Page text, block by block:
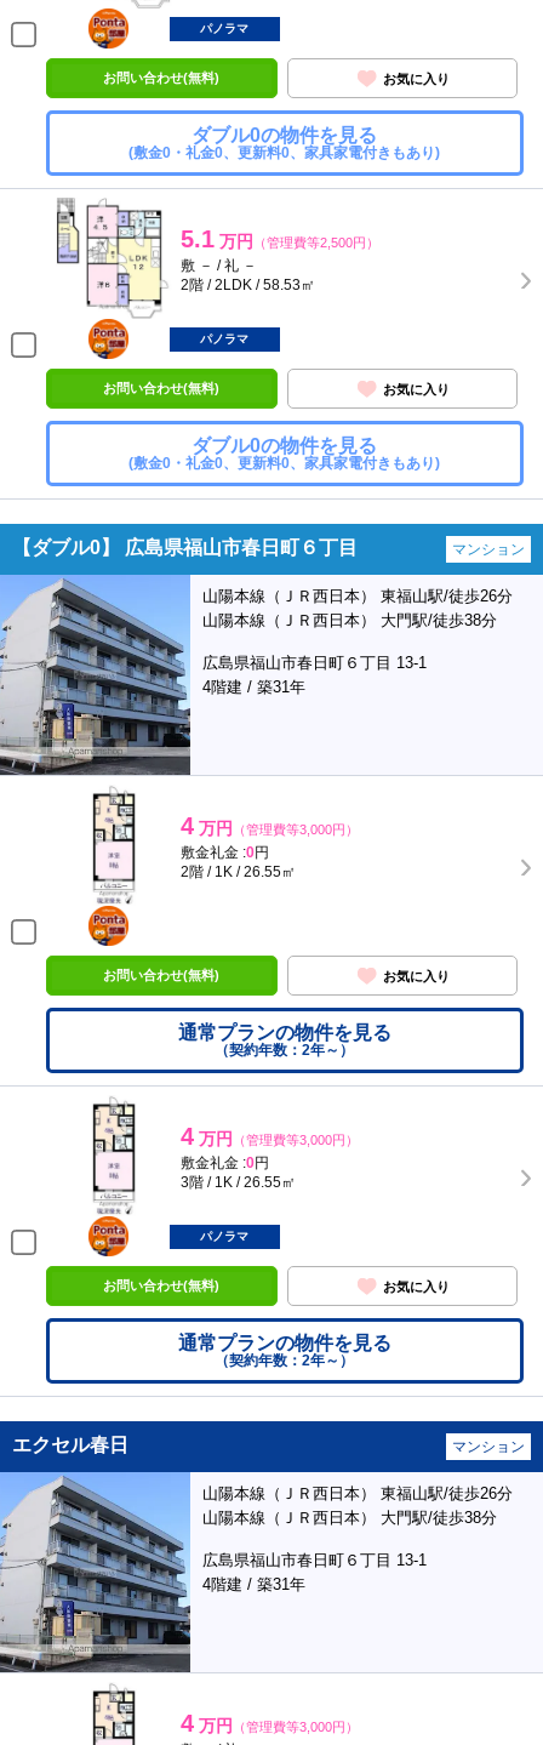
ポンタ
部屋
パノラマ
お問い合わせ(無料) お気に入り
ダブル0の物件を見る
(敷金0・礼金0、更新料0、家具家電付きもあり)
5.1 万円 （管理費等2,500円）
敷 － / 礼 －
2階 / 2LDK / 58.53㎡
ポンタ
部屋
パノラマ
お問い合わせ(無料) お気に入り
ダブル0の物件を見る
(敷金0・礼金0、更新料0、家具家電付きもあり)
【ダブル0】 広島県福山市春日町６丁目 マンション
山陽本線（ＪＲ西日本） 東福山駅/徒歩26分
山陽本線（ＪＲ西日本） 大門駅/徒歩38分
広島県福山市春日町６丁目 13-1
4階建 / 築31年
4 万円 （管理費等3,000円）
敷金礼金 :0円
2階 / 1K / 26.55㎡
ポンタ
部屋
お問い合わせ(無料) お気に入り
通常プランの物件を見る
（契約年数：2年～）
4 万円 （管理費等3,000円）
敷金礼金 :0円
3階 / 1K / 26.55㎡
ポンタ
部屋
パノラマ
お問い合わせ(無料) お気に入り
通常プランの物件を見る
（契約年数：2年～）
エクセル春日 マンション
山陽本線（ＪＲ西日本） 東福山駅/徒歩26分
山陽本線（ＪＲ西日本） 大門駅/徒歩38分
広島県福山市春日町６丁目 13-1
4階建 / 築31年
4 万円 （管理費等3,000円）